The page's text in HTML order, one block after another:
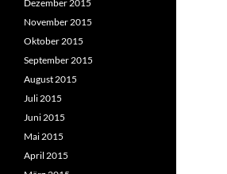
Dezember 2015
November 2015
Oktober 2015
September 2015
August 2015
Juli 2015
Juni 2015
Mai 2015
April 2015